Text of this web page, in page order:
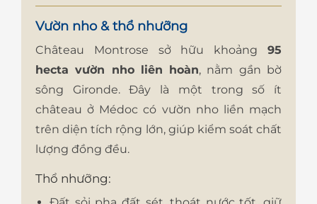
Vườn nho & thổ nhưỡng
Château Montrose sở hữu khoảng 95
hecta vườn nho liên hoàn, nằm gần bờ
sông Gironde. Đây là một trong số ít
château ở Médoc có vườn nho liền mạch
trên diện tích rộng lớn, giúp kiểm soát chất
lượng đồng đều.
Thổ nhưỡng: